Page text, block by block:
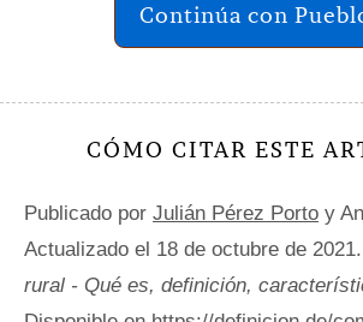
Continúa con
CÓMO CITAR ESTE
Publicado por Julián Pérez Porto y
Actualizado el 18 de octubre de 2021.
rural - Qué es, definición,